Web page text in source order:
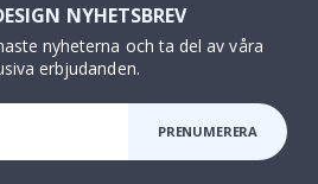
NYHETSBREV
nyheterna och ta del av våra
erbjudanden.
PRENUMERERA